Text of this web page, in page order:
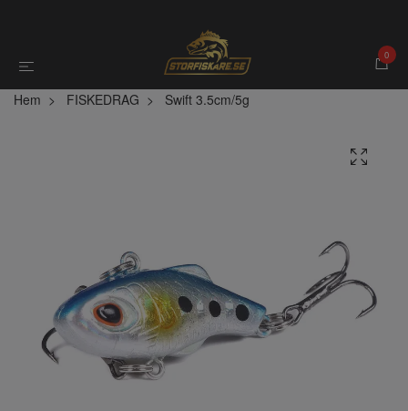
0
Hem FISKEDRAG Swift 3.5cm/5g